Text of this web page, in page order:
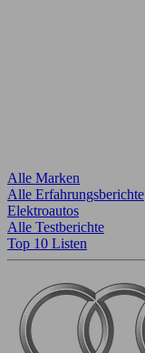
Alle Marken
Alle Erfahrungsberichte
Elektroautos
Alle Testberichte
Top 10 Listen